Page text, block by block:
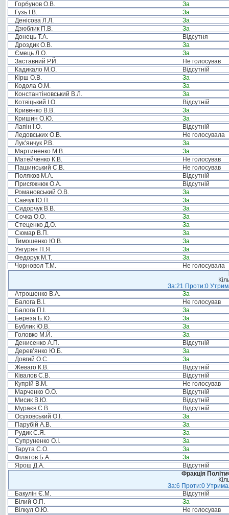
Горбунов О.В.
За
Гузь І.В.
За
Денісова Л.Л.
За
Дзюблик П.В.
За
Донець Т.А.
Відсутня
Дроздик О.В.
За
Ємець Л.О.
За
Заставний Р.Й.
Не голосував
Кадикало М.О.
Відсутній
Кірш О.В.
За
Кодола О.М.
За
Константіновський В.Л.
За
Котвіцький І.О.
Відсутній
Кривенко В.В.
За
Кришин О.Ю.
За
Лапін І.О.
Відсутній
Ледовських О.В.
Не голосувала
Лук’янчук Р.В.
За
Мартиненко М.В.
За
Матейченко К.В.
Не голосував
Пашинський С.В.
Не голосував
Поляков М.А.
Відсутній
Присяжнюк О.А.
Відсутній
Романовський О.В.
За
Савчук Ю.П.
За
Сидорчук В.В.
За
Сочка О.О.
За
Стеценко Д.О.
За
Сюмар В.П.
За
Тимошенко Ю.В.
За
Унгурян П.Я.
За
Федорук М.Т.
За
Чорновол Т.М.
Не голосувала
За:21 Проти:0
Атрошенко В.А.
За
Балога В.І.
Не голосував
Балога П.І.
За
Береза Б.Ю.
За
Бублик Ю.В.
За
Головко М.Й.
За
Денисенко А.П.
Відсутній
Дерев’янко Ю.Б.
За
Довгий О.С.
За
Жеваго К.В.
Відсутній
Ківалов С.В.
Відсутній
Купрій В.М.
Не голосував
Марченко О.О.
Відсутній
Мисик В.Ю.
Відсутній
Мураєв Є.В.
Відсутній
Осуховський О.І.
За
Парубій А.В.
За
Рудик С.Я.
За
Супруненко О.І.
За
Тарута С.О.
За
Філатов Б.А.
За
Ярош Д.А.
Відсутній
Фракція
За:6 Проти:0
Бакулін Є.М.
Відсутній
Білий О.П.
За
Вілкул О.Ю.
Не голосував